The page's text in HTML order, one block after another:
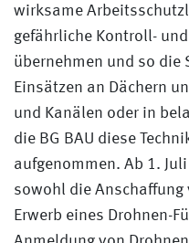
wirksame
gefährliche Kontroll-
übernehmen und so die
Einsätzen an Dächern
und Kanälen oder in
die BG BAU diese
aufgenommen. Ab 1.
sowohl die Anschaffung
Erwerb eines Drohnen-